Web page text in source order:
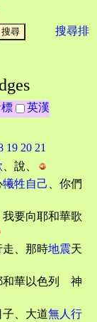
搜尋排
英漢
19 20 21
、說、
犧牲自己
、你們
要向耶和華歌
走、那時地震天
和華以色列 神
子、大道無人行